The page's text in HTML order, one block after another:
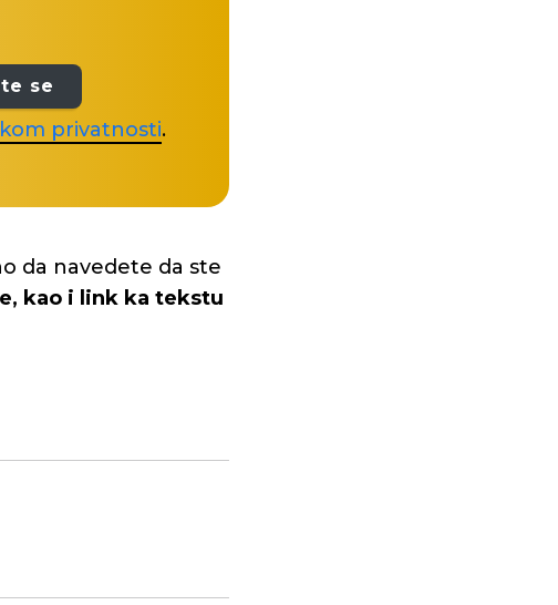
se
privatnosti.
da navedete da ste
kao i link ka tekstu